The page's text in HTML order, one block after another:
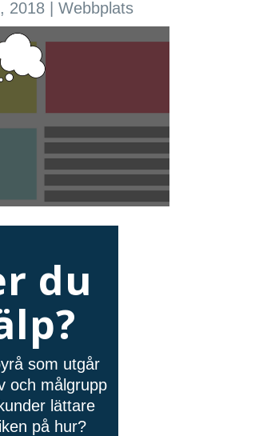
2018 |Webbplats
du
som utgår
och målgrupp
lättare
på hur?